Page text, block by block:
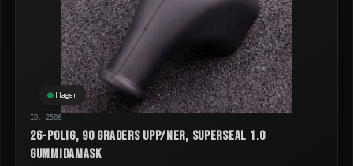
I lager
ID: 2506
26-polig, 90 graders upp/ner, Superseal 1.0
gummidamask